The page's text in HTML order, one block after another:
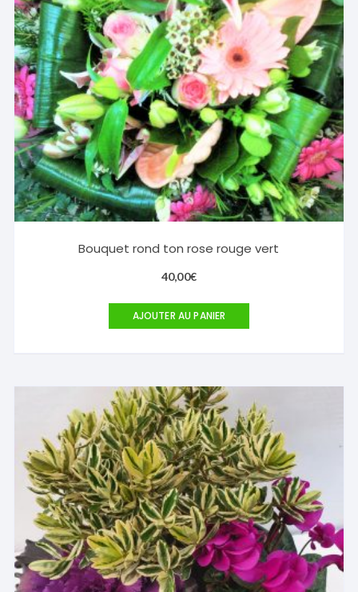
Bouquet rond ton rose rouge vert
40,00€
AJOUTER AU PANIER